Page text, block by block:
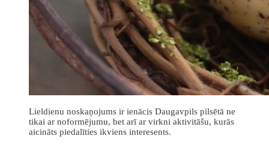
Lieldienu noskaņojums ir ienācis Daugavpils pilsētā ne
tikai ar noformējumu, bet arī ar virkni aktivitāšu, kurās
aicināts piedalīties ikviens interesents.